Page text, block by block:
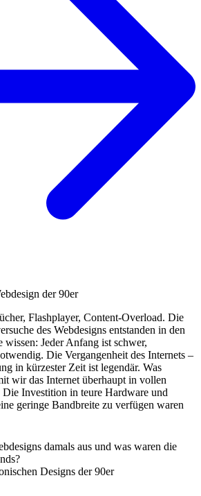
der 90er
Flashplayer, Content-Overload. Die
des Webdesigns entstanden in den
Jeder Anfang ist schwer,
Die Vergangenheit des Internets –
in kürzester Zeit ist legendär. Was
wir das Internet überhaupt in vollen
Die Investition in teure Hardware und
geringe Bandbreite zu verfügen waren
damals aus und was waren die
Designs der 90er